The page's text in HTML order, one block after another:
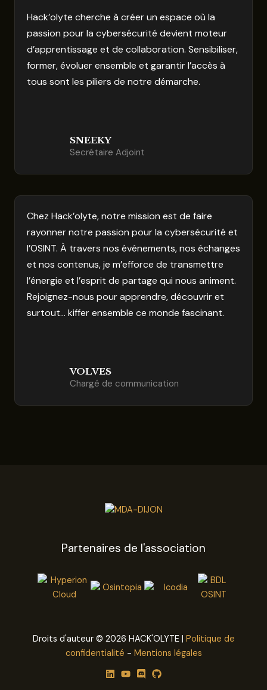
Hack’olyte cherche à créer un espace où la
passion pour la cybersécurité devient moteur
d’apprentissage et de collaboration. Sensibiliser,
former, évoluer ensemble et garantir l’accès à
tous sont les piliers de notre démarche.
SNEEKY
Secrétaire Adjoint
Chez Hack’olyte, notre mission est de faire
rayonner notre passion pour la cybersécurité et
l’OSINT. À travers nos événements, nos échanges
et nos contenus, je m’efforce de transmettre
l’énergie et l’esprit de partage qui nous animent.
Rejoignez-nous pour apprendre, découvrir et
surtout… kiffer ensemble ce monde fascinant.
VOLVES
Chargé de communication
Partenaires de l'association
Droits d'auteur © 2026 HACK'OLYTE | Politique de
confidentialité - Mentions légales